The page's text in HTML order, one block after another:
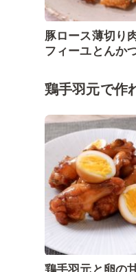
豚ロース薄切り
フィーユとんか
鶏手羽元で作
鶏手羽元と卵の